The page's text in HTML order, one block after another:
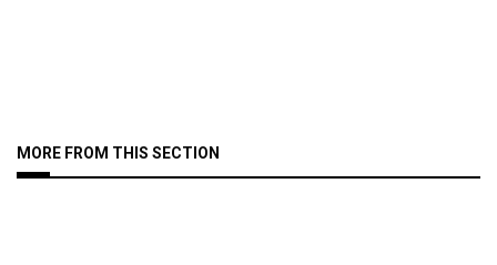
MORE FROM THIS SECTION